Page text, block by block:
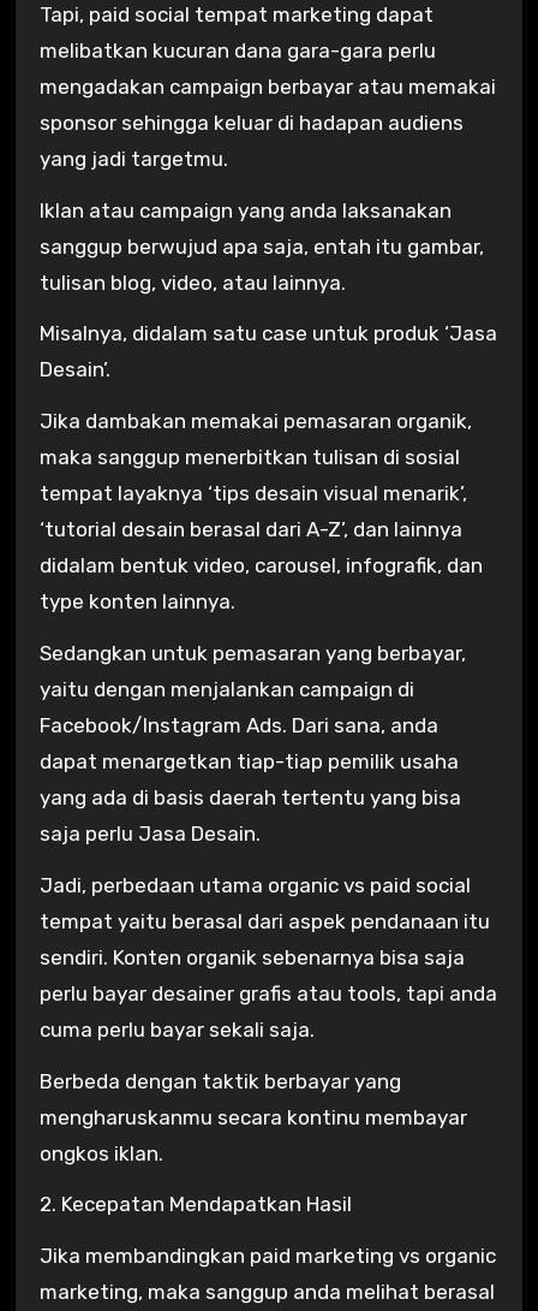
Tapi, paid social tempat marketing dapat
melibatkan kucuran dana gara-gara perlu
mengadakan campaign berbayar atau memakai
sponsor sehingga keluar di hadapan audiens
yang jadi targetmu.
Iklan atau campaign yang anda laksanakan
sanggup berwujud apa saja, entah itu gambar,
tulisan blog, video, atau lainnya.
Misalnya, didalam satu case untuk produk ‘Jasa
Desain’.
Jika dambakan memakai pemasaran organik,
maka sanggup menerbitkan tulisan di sosial
tempat layaknya ‘tips desain visual menarik’,
‘tutorial desain berasal dari A-Z’, dan lainnya
didalam bentuk video, carousel, infografik, dan
type konten lainnya.
Sedangkan untuk pemasaran yang berbayar,
yaitu dengan menjalankan campaign di
Facebook/Instagram Ads. Dari sana, anda
dapat menargetkan tiap-tiap pemilik usaha
yang ada di basis daerah tertentu yang bisa
saja perlu Jasa Desain.
Jadi, perbedaan utama organic vs paid social
tempat yaitu berasal dari aspek pendanaan itu
sendiri. Konten organik sebenarnya bisa saja
perlu bayar desainer grafis atau tools, tapi anda
cuma perlu bayar sekali saja.
Berbeda dengan taktik berbayar yang
mengharuskanmu secara kontinu membayar
ongkos iklan.
2. Kecepatan Mendapatkan Hasil
Jika membandingkan paid marketing vs organic
marketing, maka sanggup anda melihat berasal